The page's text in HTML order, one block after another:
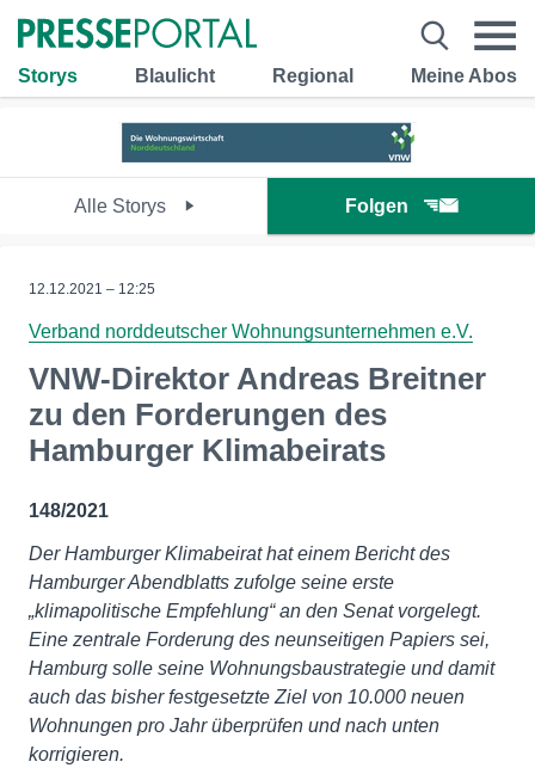
Storys Blaulicht Regional Meine Abos
Alle Storys Folgen
12.12.2021 – 12:25
Verband norddeutscher Wohnungsunternehmen e.V.
VNW-Direktor Andreas Breitner
zu den Forderungen des
Hamburger Klimabeirats
148/2021
Der Hamburger Klimabeirat hat einem Bericht des
Hamburger Abendblatts zufolge seine erste
„klimapolitische Empfehlung“ an den Senat vorgelegt.
Eine zentrale Forderung des neunseitigen Papiers sei,
Hamburg solle seine Wohnungsbaustrategie und damit
auch das bisher festgesetzte Ziel von 10.000 neuen
Wohnungen pro Jahr überprüfen und nach unten
korrigieren.